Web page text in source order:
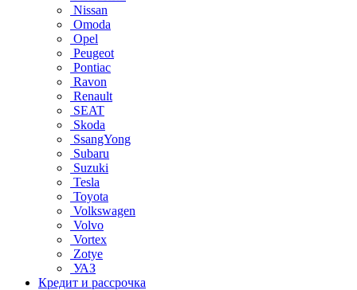
Nissan
Omoda
Opel
Peugeot
Pontiac
Ravon
Renault
SEAT
Skoda
SsangYong
Subaru
Suzuki
Tesla
Toyota
Volkswagen
Volvo
Vortex
Zotye
УАЗ
Кредит и рассрочка